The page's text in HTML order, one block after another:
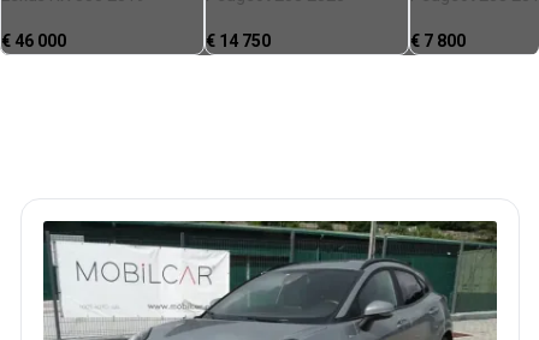
€ 46 000 € 14 750 € 7 800